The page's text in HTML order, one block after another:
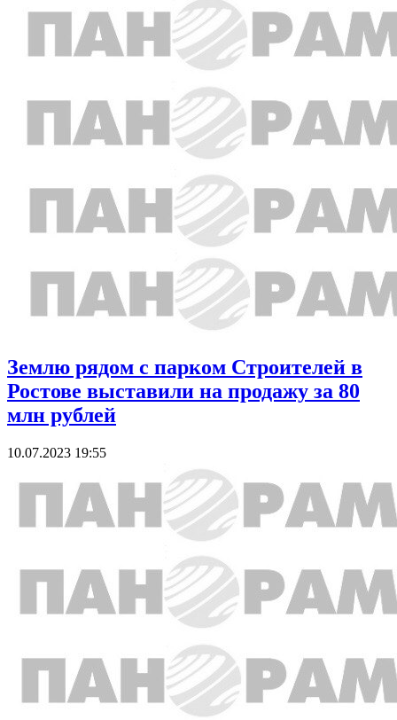
Землю рядом с парком Строителей в
Ростове выставили на продажу за 80
млн рублей
10.07.2023 19:55